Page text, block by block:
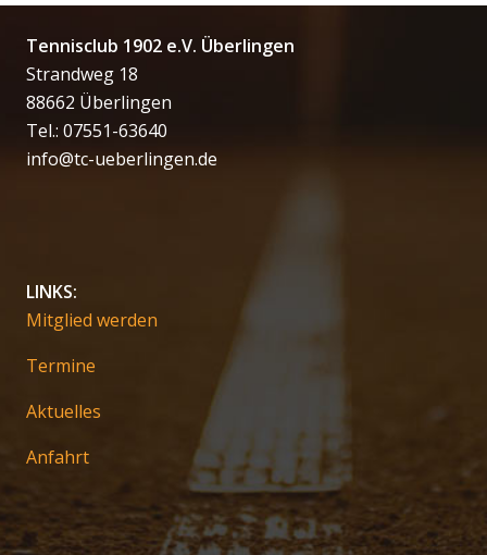
Tennisclub 1902 e.V. Überlingen
Strandweg 18
88662 Überlingen
Tel.: 07551-63640
info@tc-ueberlingen.de
LINKS:
Mitglied werden
Termine
Aktuelles
Anfahrt